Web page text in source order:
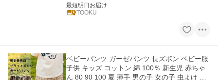
最短明日お届け
TOOKU
ベビーパンツ ガーゼパンツ 長ズボン ベビー服
子供 キッズ コットン 綿 100％ 新生児 赤ちゃ
ん 80 90 100 夏 薄手 男の子 女の子 虫よけ 虫